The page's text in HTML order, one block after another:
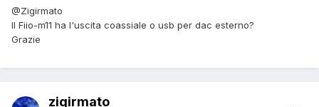
@Zigirmato
Il Fiio-m11 ha l'uscita coassiale o usb per dac esterno?
Grazie
zigirmato